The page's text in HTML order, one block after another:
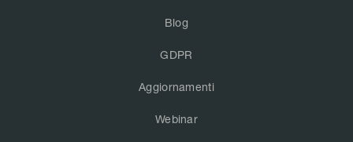
Blog
GDPR
Aggiornamenti
Webinar